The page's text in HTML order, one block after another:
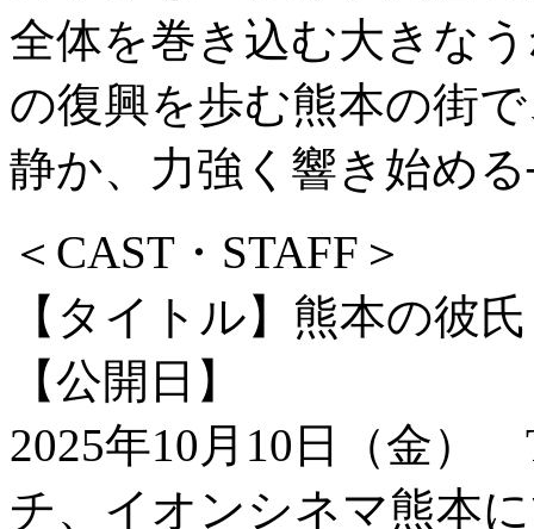
全体を巻き込む大きな
の復興を歩む熊本の街
静か、力強く響き始め
＜CAST・STAFF＞
【タイトル】熊本の彼氏
【公開日】
2025年10月10日（金）
チ、イオンシネマ熊本